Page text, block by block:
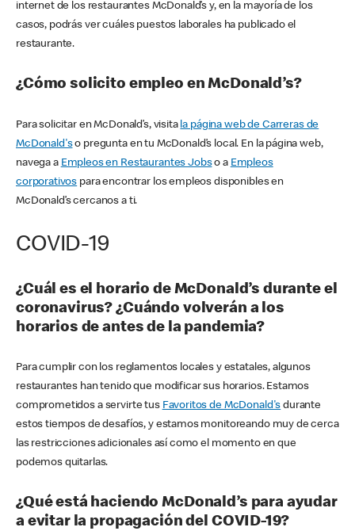
internet de los restaurantes McDonald’s y, en la mayoría de los
casos, podrás ver cuáles puestos laborales ha publicado el
restaurante.
¿Cómo solicito empleo en McDonald’s?
Para solicitar en McDonald’s, visita la página web de Carreras de
McDonald'so pregunta en tu McDonald’s local. En la página web,
navega a Empleos en Restaurantes Jobso a Empleos
corporativos para encontrar los empleos disponibles en
McDonald’s cercanos a ti.
COVID-19
¿Cuál es el horario de McDonald’s durante el
coronavirus? ¿Cuándo volverán a los
horarios de antes de la pandemia?
Para cumplir con los reglamentos locales y estatales, algunos
restaurantes han tenido que modificar sus horarios. Estamos
comprometidos a servirte tus Favoritos de McDonald's durante
estos tiempos de desafíos, y estamos monitoreando muy de cerca
las restricciones adicionales así como el momento en que
podemos quitarlas.
¿Qué está haciendo McDonald’s para ayudar
a evitar la propagación del COVID-19?